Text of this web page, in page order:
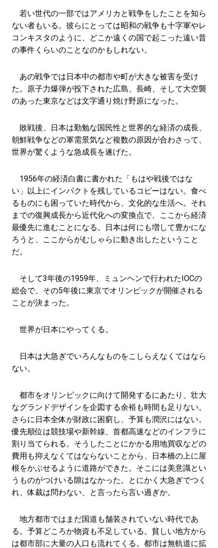
若い世代の一部ではアメリカと戦争をしたことを知ら
ない者もいる。彼らにとっては昭和の戦争も十字軍やレ
コンキスタのように、どこか遠くの国で起こった遠い昔
の事件くらいのことなのかもしれない。
あの戦争では日本中の都市や町が大きな被害を受け
た。原子力爆弾が投下された広島、長崎、そして大空襲
のあった東京などは文字通り焼け野原になった。
敗戦後、日本は勤勉な国民性と世界的な経済の成長、
朝鮮戦争などの軍需景気など複数の原因が合わさって、
世界が驚くような急成長を遂げた。
1956年の経済白書に書かれた「もはや戦後ではな
い」以上にインパクトを残しているコピーはない。食べ
るものにも困っていた時代から、文化的な生活へ。それ
までの復興成長から近代化への変換点で、ここから経済
最優先に進むことになる。日本は何にも増して豊かにな
ろうと、ここからがむしゃらに動き出したということ
だ。
そして3年後の1959年、ミュンヘンで行われたIOCの
総会で、その5年後に東京でオリンピックが開催される
ことが決まった。
世界が日本にやってくる。
日本は大急ぎでいろんなものをこしらえなくてはなら
ない。
都市をオリンピックに向けて開発するにあたり、壮大
なグランドデザインを企図する余裕も時間も足りない。
さらに日本全体が財政に困窮し、予算も潤沢にはない。
優先順位は競技場や新幹線、首都高速などのインフラに
割り当てられる。そうしたことにかかる用地買収などの
費用も抑えなくてはならないことから、日本橋の上に屋
根をかぶせるように道路ができた。そこには美意識とい
うものがつけいる隙はなかった。とにかく大急ぎでつく
れ、体裁は問わない、と言ったら言い過ぎか。
地方都市ではまだ国道も舗装されていない時代であ
る。予算どころか物資も不足している。貧しい地方から
は都市部に大量の人口も流れてくる。都市は無軌道に拡